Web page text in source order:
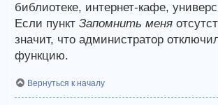
библиотеке, интернет-кафе,
Если пункт Запомнить меня
значит, что администратор
функцию.
Вернуться к началу